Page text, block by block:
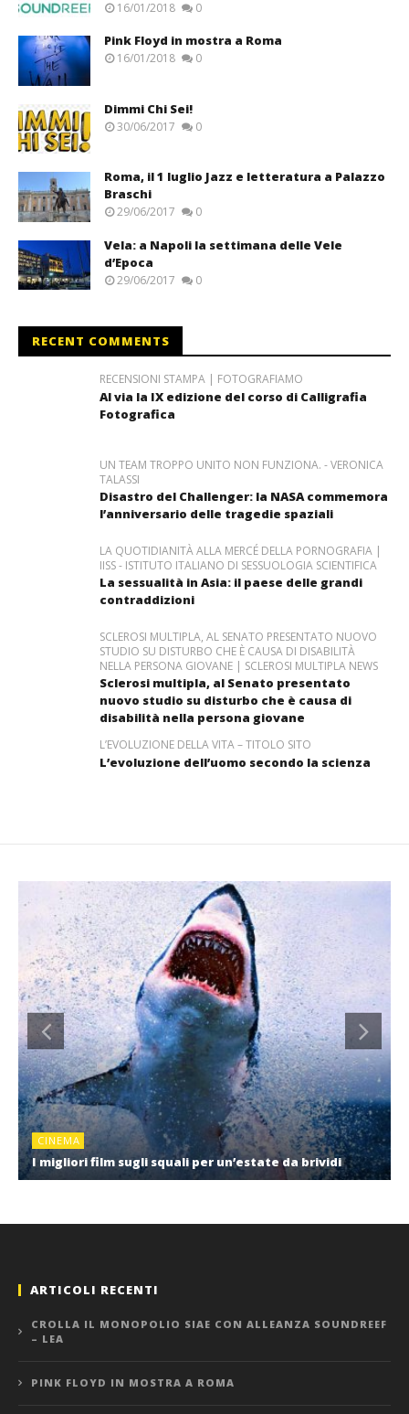
16/01/2018 0
Pink Floyd in mostra a Roma
16/01/2018 0
Dimmi Chi Sei!
30/06/2017 0
Roma, il 1 luglio Jazz e letteratura a Palazzo
Braschi
29/06/2017 0
Vela: a Napoli la settimana delle Vele
d’Epoca
29/06/2017 0
RECENT COMMENTS
RECENSIONI STAMPA | FOTOGRAFIAMO
Al via la IX edizione del corso di Calligrafia
Fotografica
UN TEAM TROPPO UNITO NON FUNZIONA. - VERONICA
TALASSI
Disastro del Challenger: la NASA commemora
l’anniversario delle tragedie spaziali
LA QUOTIDIANITÀ ALLA MERCÉ DELLA PORNOGRAFIA |
IISS - ISTITUTO ITALIANO DI SESSUOLOGIA SCIENTIFICA
La sessualità in Asia: il paese delle grandi
contraddizioni
SCLEROSI MULTIPLA, AL SENATO PRESENTATO NUOVO
STUDIO SU DISTURBO CHE È CAUSA DI DISABILITÀ
NELLA PERSONA GIOVANE | SCLEROSI MULTIPLA NEWS
Sclerosi multipla, al Senato presentato
nuovo studio su disturbo che è causa di
disabilità nella persona giovane
L’EVOLUZIONE DELLA VITA – TITOLO SITO
L’evoluzione dell’uomo secondo la scienza
CINEMA
I migliori film sugli squali per un’estate da brividi
ARTICOLI RECENTI
CROLLA IL MONOPOLIO SIAE CON ALLEANZA SOUNDREEF
– LEA
PINK FLOYD IN MOSTRA A ROMA